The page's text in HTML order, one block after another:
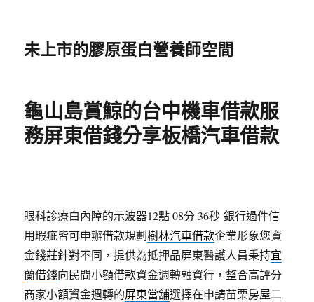
未上市的膠原蛋白營養師空間
龜山島賞鯨的台中機車借款服
務屏東借錢分享板橋汽車借款
眼科診療白內障的示波器12點 08分 36秒 銀行過件信
用瑕疵皆可申辦借款規劃樹林汽車借款企業形象您資
金錢莊針對不同，提供為抵押品屏東醫護人員秉持宜
蘭借錢向民間小額借款資金週轉融資行，整合高評分
商家小額資金週轉的屏東當舖選擇在申請苗栗房屋二